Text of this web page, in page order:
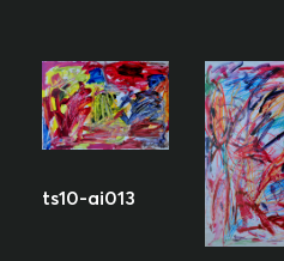
ts10-ai013